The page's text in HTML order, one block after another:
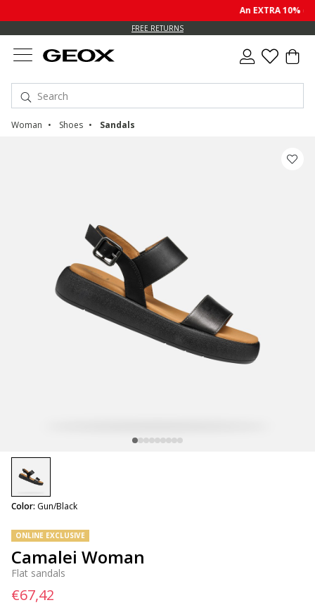
An EXTRA 10%
FREE RETURNS
Woman Shoes Sandals
ONLINE EXCLUSIVE
Camalei Woman
Flat sandals
€67,42
Color: Gun/Black
selected